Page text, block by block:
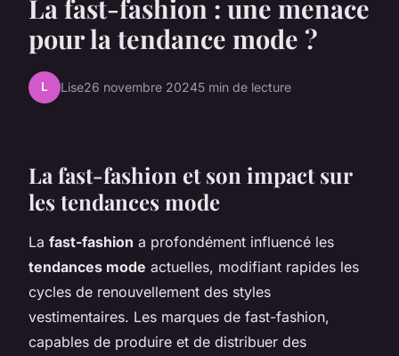
La fast-fashion : une menace
pour la tendance mode ?
L Lise26 novembre 20245 min de lecture
La fast-fashion et son impact sur
les tendances mode
La fast-fashion a profondément influencé les
tendances mode actuelles, modifiant rapides les
cycles de renouvellement des styles
vestimentaires. Les marques de fast-fashion,
capables de produire et de distribuer des